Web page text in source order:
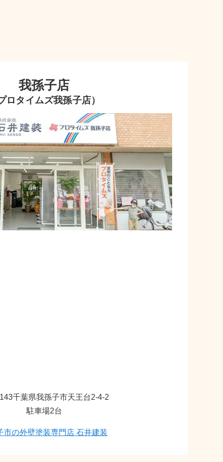
我孫子店
ロタイムズ我孫子店）
千葉県我孫子市天王台2-4-2
駐車場2台
市の外壁塗装専門店 石井建装